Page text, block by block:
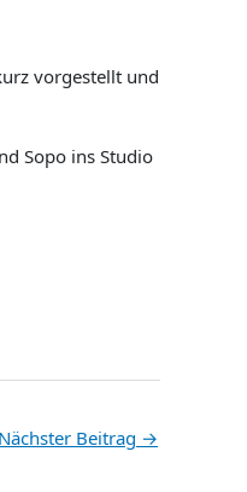
vorgestellt und
Sopo ins Studio
Nächster Beitrag →